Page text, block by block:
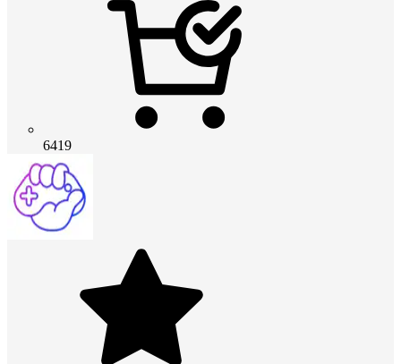
6419